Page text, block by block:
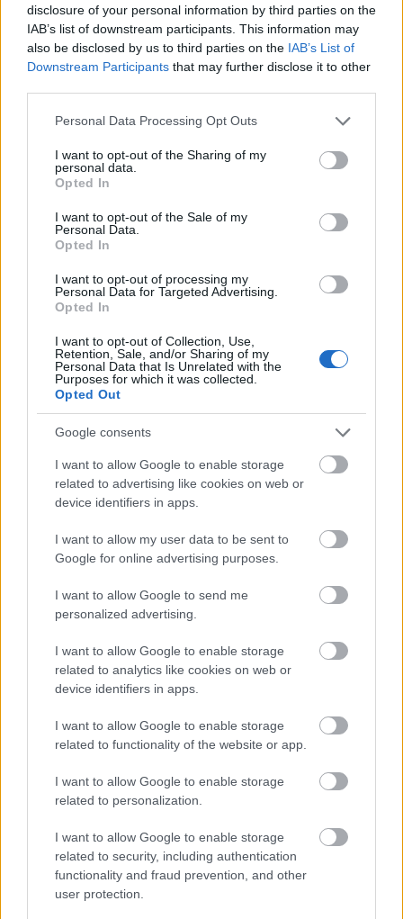
disclosure of your personal information by third parties on the
IAB’s list of downstream participants. This information may
also be disclosed by us to third parties on the IAB’s List of
Downstream Participants that may further disclose it to other
Please note that this website/app uses one or more Google
not limited to your visit or usage behaviour. You may click to
grant or deny consent to Google and its third-party tags to
use your data for below specified purposes in below Google
consent section.
Personal Data Processing Opt Outs
I want to opt-out of the Sharing of my
personal data.
Opted In
I want to opt-out of the Sale of my
Personal Data.
Opted In
I want to opt-out of processing my
Personal Data for Targeted Advertising.
Opted In
I want to opt-out of Collection, Use,
Retention, Sale, and/or Sharing of my
Personal Data that Is Unrelated with the
Purposes for which it was collected.
Opted Out
Google consents
I want to allow Google to enable storage
related to advertising like cookies on web or
device identifiers in apps.
I want to allow my user data to be sent to
Google for online advertising purposes.
I want to allow Google to send me
personalized advertising.
I want to allow Google to enable storage
related to analytics like cookies on web or
device identifiers in apps.
I want to allow Google to enable storage
related to functionality of the website or app.
I want to allow Google to enable storage
related to personalization.
I want to allow Google to enable storage
related to security, including authentication
functionality and fraud prevention, and other
user protection.
Címkék:videó világ válság olajválság fenntartható fejlődés
fenntarthatóság olajcsúcs
Karácsonykor?
Szlovénia az alkotmányába írta az
ivóvízhez való jogot
A világ első napenergiával működő
repülőtere
Cukorfalat nagyszemű állatkák eszik
egymást